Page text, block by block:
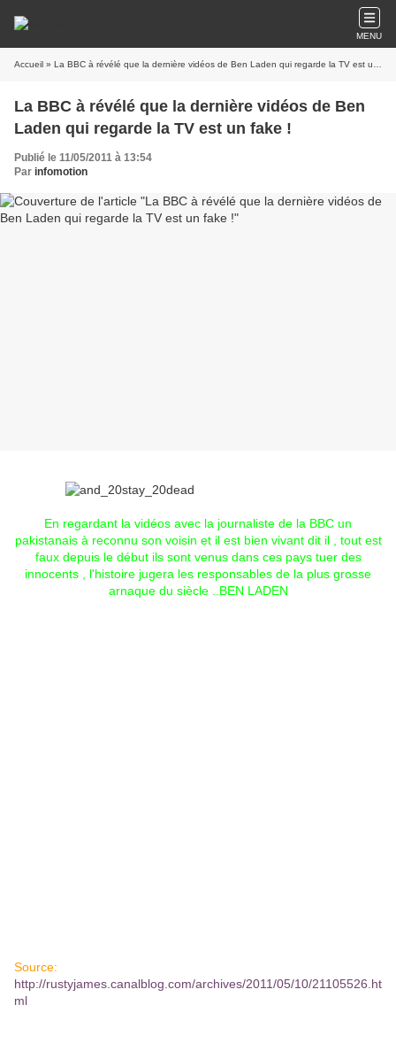
MENU
Accueil » La BBC à révélé que la dernière vidéos de Ben Laden qui regarde la TV est un fake !
La BBC à révélé que la dernière vidéos de Ben
Laden qui regarde la TV est un fake !
Publié le 11/05/2011 à 13:54
Par infomotion
En regardant la vidéos avec la journaliste de la BBC un
pakistanais à reconnu son voisin et il est bien vivant dit il , tout est
faux depuis le début ils sont venus dans ces pays tuer des
innocents , l'histoire jugera les responsables de la plus grosse
arnaque du siècle ..BEN LADEN
Source:
http://rustyjames.canalblog.com/archives/2011/05/10/21105526.ht
ml